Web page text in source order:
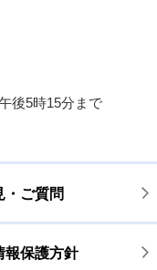
後5時15分まで
・ご質問
報保護方針